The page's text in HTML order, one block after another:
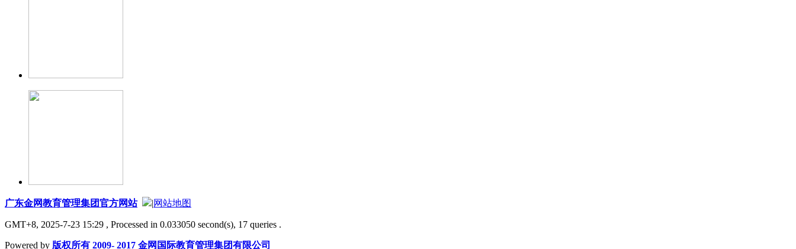
广东金网教育管理集团官方网站 |网站地图
GMT+8, 2025-7-23 15:29 , Processed in 0.033050 second(s), 17 queries .
Powered by 版权所有 2009- 2017 金网国际教育管理集团有限公司